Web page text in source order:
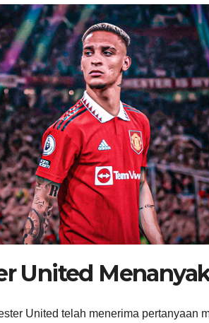
United
United telah menerima pertanyaan